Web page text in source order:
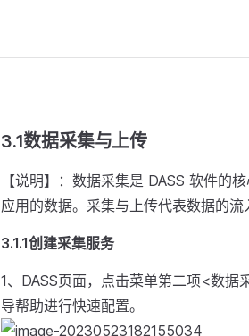
3.1数据采集与上传
【说明】：数据采集是 DASS 软件的
应用的数据。采集与上传代表数据的
3.1.1创建采集服务
1、DASS页面，点击菜单第二项<数
导帮助进行快速配置。